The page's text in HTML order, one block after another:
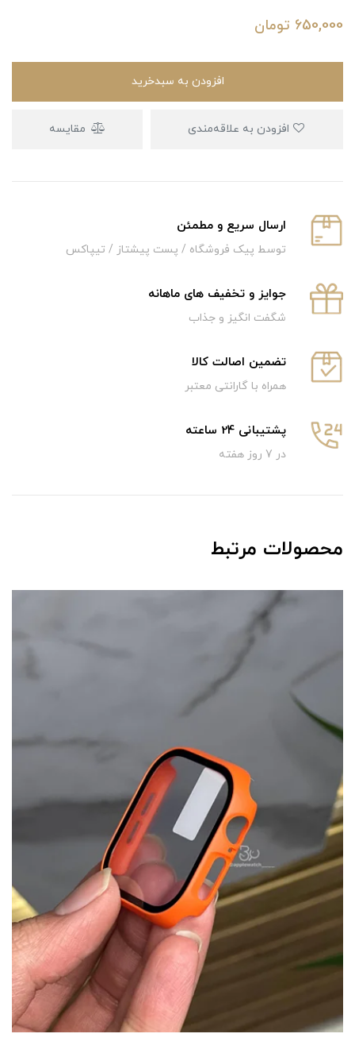
650,000 تومان
افزودن به سبدخرید
مقایسه
ارسال سریع و‌ مطمئن
توسط پیک فروشگاه / پست پیشتاز / تیپاکس
جوایز و تخفیف های ماهانه
شگفت انگیز و جذاب
تضمین اصالت کالا
همراه با گارانتی معتبر
پشتیبانی 24 ساعته
در 7 روز هفته
محصولات مرتبط